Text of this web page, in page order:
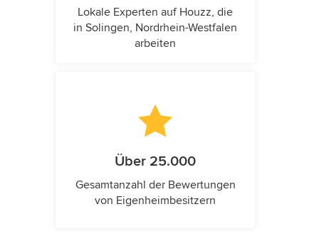
Lokale Experten auf Houzz, die
in Solingen, Nordrhein-Westfalen
arbeiten
Über 25.000
Gesamtanzahl der Bewertungen
von Eigenheimbesitzern